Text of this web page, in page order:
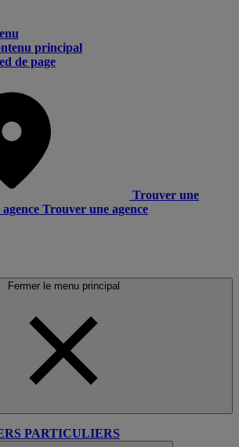
principal
de page
Trouver une
Trouver une agence
Fermer le menu principal
PARTICULIERS